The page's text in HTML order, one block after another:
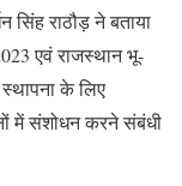
सिंह राठौड़ ने बताया
एवं राजस्थान भू-
के लिए
में संशोधन करने संबंधी